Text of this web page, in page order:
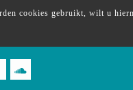
cookies gebruikt, wilt u